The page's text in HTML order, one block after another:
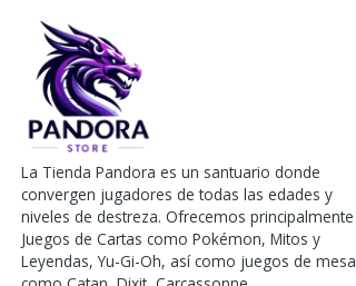
La Tienda Pandora es un santuario donde
convergen jugadores de todas las edades y
niveles de destreza. Ofrecemos principalmente
Juegos de Cartas como Pokémon, Mitos y
Leyendas, Yu-Gi-Oh, así como juegos de mesa